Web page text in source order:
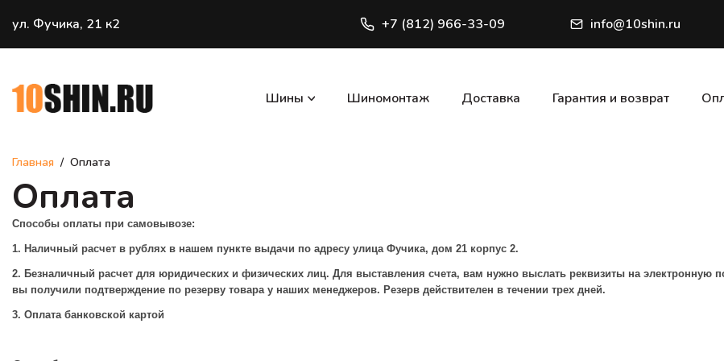
ул. Фучика, 21 к2 +7 (812) 966-33-09 info@10shin.ru
Шины Шиномонтаж Доставка Гарантия и возврат
Главная Оплата
Оплата
Способы оплаты при самовывозе:
1. Наличный расчет в рублях в нашем пункте выдачи по адресу улица Фучика, дом 21 корпус 2.
2. Безналичный расчет для юридических и физических лиц. Для выставления счета, вам нужно выслать реквизиты на электронную
вы получили подтверждение по резерву товара у наших менеджеров. Резерв действителен в течении трех дней.
3. Оплата банковской картой